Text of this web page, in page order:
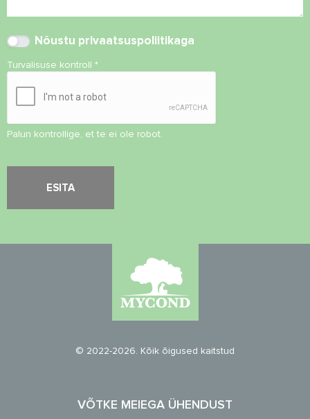
Nõustu privaatsuspoliitikaga
Turvalisuse kontroll *
Palun kontrollige, et te ei ole robot.
© 2022-2026. Kõik õigused kaitstud
VÕTKE MEIEGA ÜHENDUST